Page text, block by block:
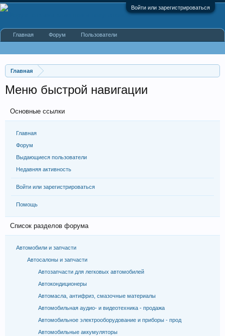
Войти или зарегистрироваться
Главная
Меню быстрой навигации
Основные ссылки
Главная
Форум
Выдающиеся пользователи
Недавняя активность
Войти или зарегистрироваться
Помощь
Список разделов форума
Автомобили и запчасти
Автосалоны и запчасти
Автозапчасти для легковых автомобилей
Автокондиционеры
Автомасла, антифриз, смазочные материалы
Автомобильная аудио- и видеотехника - продажа
Автомобильное электрооборудование и приборы - прод
Автомобильные аккумуляторы
Главная Форум Пользователи